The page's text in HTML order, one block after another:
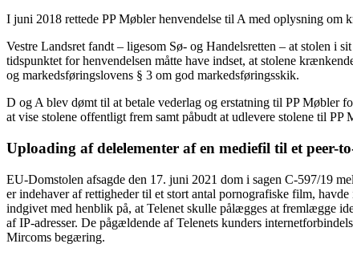
I juni 2018 rettede PP Møbler henvendelse til A med oplysning om
Vestre Landsret fandt – ligesom Sø- og Handelsretten – at stolen i
tidspunktet for henvendelsen måtte have indset, at stolene
og markedsføringslovens § 3 om god markedsføringsskik.
D og A blev dømt til at betale vederlag og erstatning til PP Møbler
at vise stolene offentligt frem samt påbudt at udlevere stolene til PP
Uploading af delelementer af en mediefil til et peer-
EU-Domstolen afsagde den 17. juni 2021 dom i sagen C-597/19
er indehaver af rettigheder til et stort antal pornografiske film,
indgivet med henblik på, at Telenet skulle pålægges at fremlægge
af IP-adresser. De pågældende af Telenets kunders
Mircoms begæring.